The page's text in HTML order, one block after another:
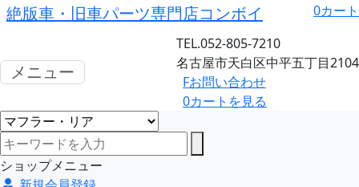
絶版車・旧車パーツ専門店コンボイ 0カート
メニュー
TEL.052-805-7210
名古屋市天白区中平五丁目2104
Fお問い合わせ
0カートを見る
ショップメニュー